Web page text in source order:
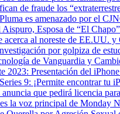
de fraude los
es amenazado por el
Esposa de “El
acerca al noreste de EE.UU. y
por golpiza de
de Vanguardia y
2023: Presentación del
9: ¡Permite encontrar tu
anuncia que pedirá licencia
la voz principal de Monday